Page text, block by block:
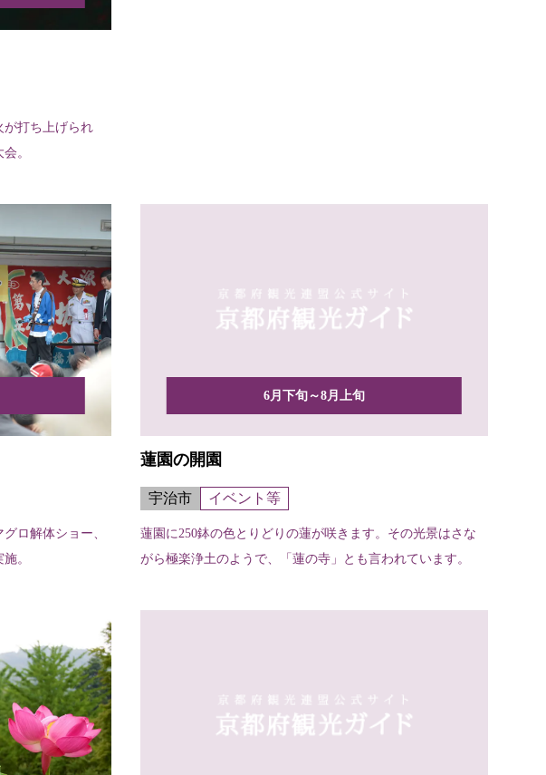
が打ち上げられ
。
ロ解体ショー、
。
6月下旬～8月上旬
蓮園の開園
宇治市 イベント等
蓮園に250鉢の色とりどりの蓮が咲きます。その光景はさな
がら極楽浄土のようで、「蓮の寺」とも言われています。